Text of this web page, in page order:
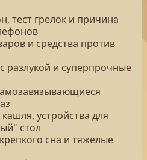
тест грелок и причина
и средства против
разлукой и суперпрочные
устройства для
стол
сна и тяжелые